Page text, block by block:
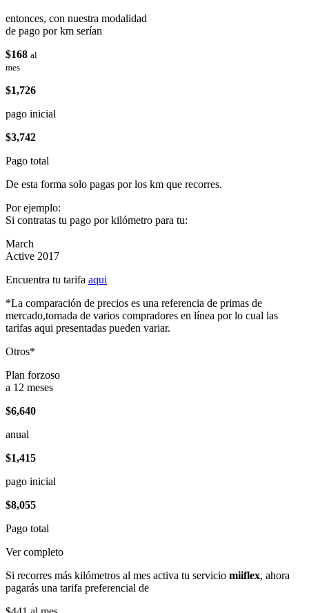
entonces, con nuestra modalidad
de pago por km serían
$168 al
mes
$1,726
pago inicial
$3,742
Pago total
De esta forma solo pagas por los km que recorres.
Por ejemplo:
Si contratas tu pago por kilómetro para tu:
March
Active 2017
Encuentra tu tarifa aqui
*La comparación de precios es una referencia de primas de
mercado,tomada de varios compradores en línea por lo cual las
tarifas aqui presentadas pueden variar.
Otros*
Plan forzoso
a 12 meses
$6,640
anual
$1,415
pago inicial
$8,055
Pago total
Ver completo
Si recorres más kilómetros al mes activa tu servicio miiflex, ahora
pagarás una tarifa preferencial de